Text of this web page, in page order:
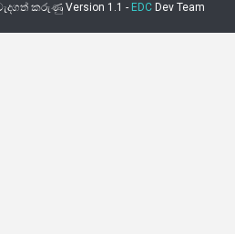
කරුණු Version 1.1 - EDC Dev Team